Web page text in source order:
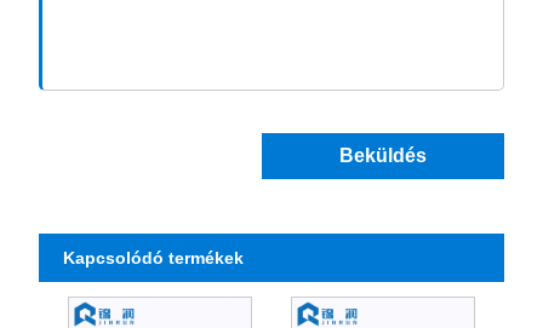
Beküldés
Kapcsolódó termékek